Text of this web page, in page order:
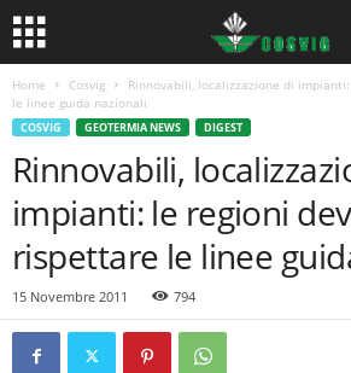
Home Cosvig
Rinnovabili, localizzazione di
le linee guida nazionali
COSVIG GEOTERMIA NEWS DIGEST
Rinnovabili,
impianti: le regioni
rispettare le linee
15 Novembre 2011 794